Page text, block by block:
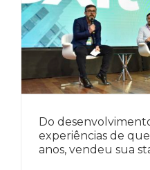
Do
experiências de
anos, vendeu sua